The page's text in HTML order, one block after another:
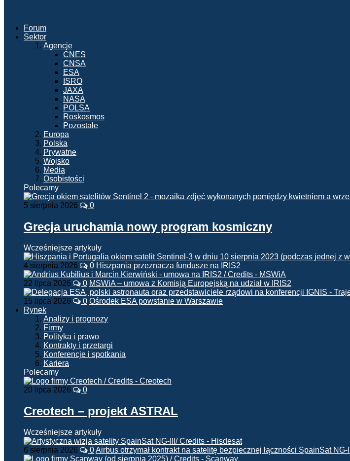
Forum
Sektor
Agencje
CNES
CNSA
ESA
ISRO
JAXA
NASA
POLSA
Roskosmos
Pozostałe
Europa
Polska
Prywatne
Wojsko
Media
Osobistości
Polecamy
5 sierpnia 2026 0
Grecja uruchamia nowy program kosmiczny
Wcześniejsze artykuły
4 sierpnia 2026 0 Hiszpania przeznacza fundusze na IRIS2
22 lipca 2026 0 MSWiA – umowa z Komisją Europejską na udział w IRIS2
15 lipca 2026 0 Ośrodek ESA powstanie w Warszawie
Rynek
Analizy i prognozy
Firmy
Polityka i prawo
Kontrakty i przetargi
Konferencje i spotkania
Kariera
Polecamy
20 lipca 2026 0
Creotech – projekt ASTRAL
Wcześniejsze artykuły
6 sierpnia 2026 0Airbus otrzymał kontrakt na satelitę bezpiecznej łączności SpainSat NG-III